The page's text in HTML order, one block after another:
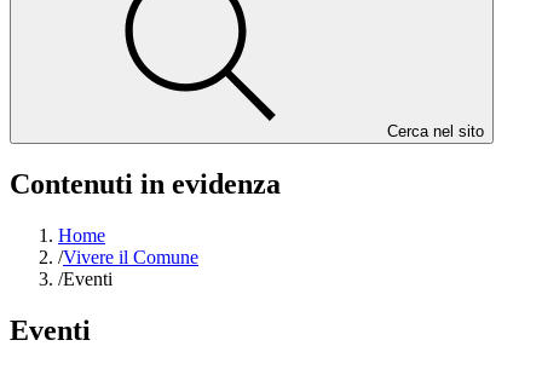
Cerca nel sito
Contenuti in evidenza
Home
/Vivere il Comune
/Eventi
Eventi